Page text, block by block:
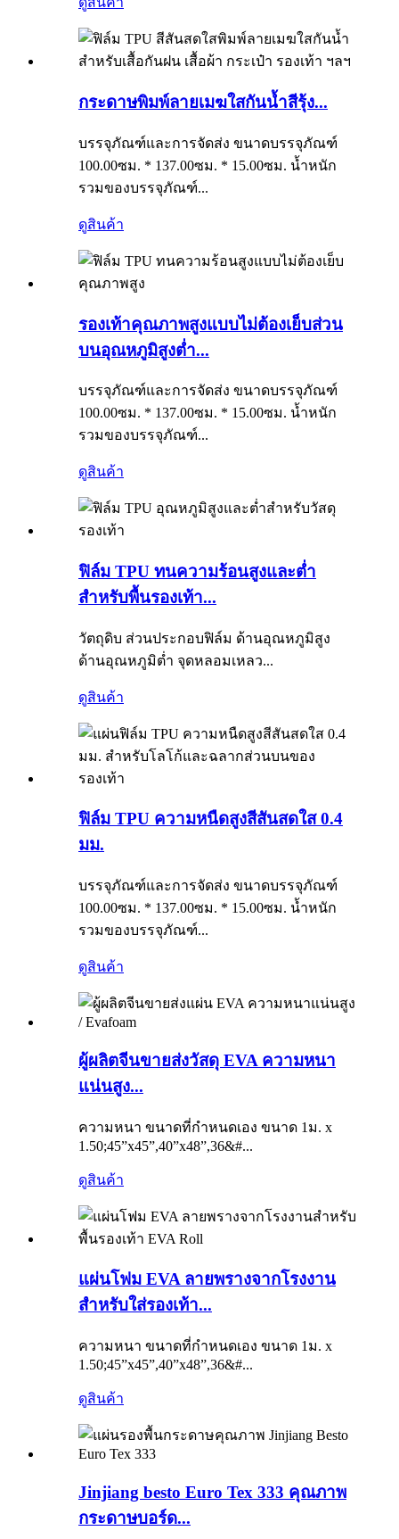
กระดาษพิมพ์ลายเมฆใสกันน้ำสีรุ้ง...
บรรจุภัณฑ์และการจัดส่ง ขนาดบรรจุภัณฑ์
100.00ซม. * 137.00ซม. * 15.00ซม. น้ำหนัก
รวมของบรรจุภัณฑ์...
ดูสินค้า
รองเท้าคุณภาพสูงแบบไม่ต้องเย็บส่วน
บนอุณหภูมิสูงต่ำ...
บรรจุภัณฑ์และการจัดส่ง ขนาดบรรจุภัณฑ์
100.00ซม. * 137.00ซม. * 15.00ซม. น้ำหนัก
รวมของบรรจุภัณฑ์...
ดูสินค้า
ฟิล์ม TPU ทนความร้อนสูงและต่ำ
สำหรับพื้นรองเท้า...
วัตถุดิบ ส่วนประกอบฟิล์ม ด้านอุณหภูมิสูง
ด้านอุณหภูมิต่ำ จุดหลอมเหลว...
ดูสินค้า
ฟิล์ม TPU ความหนืดสูงสีสันสดใส 0.4
มม.
บรรจุภัณฑ์และการจัดส่ง ขนาดบรรจุภัณฑ์
100.00ซม. * 137.00ซม. * 15.00ซม. น้ำหนัก
รวมของบรรจุภัณฑ์...
ดูสินค้า
ผู้ผลิตจีนขายส่งวัสดุ EVA ความหนา
แน่นสูง...
ความหนา ขนาดที่กำหนดเอง ขนาด 1ม. x
1.50;45”x45”,40”x48”,36&#...
ดูสินค้า
แผ่นโฟม EVA ลายพรางจากโรงงาน
สำหรับใส่รองเท้า...
ความหนา ขนาดที่กำหนดเอง ขนาด 1ม. x
1.50;45”x45”,40”x48”,36&#...
ดูสินค้า
Jinjiang besto Euro Tex 333 คุณภาพ
กระดาษบอร์ด...